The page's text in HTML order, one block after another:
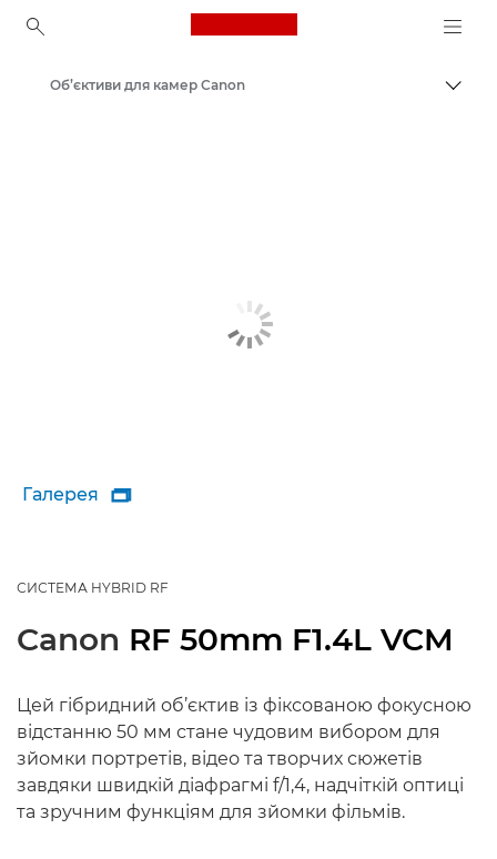
Canon Logo, back to
Об’єктиви для камер Canon
Галерея 
СИСТЕМА HYBRID RF
Canon RF 50mm F1.4L VCM
Цей гібридний об’єктив із фіксованою фокусною
відстанню 50 мм стане чудовим вибором для
зйомки портретів, відео та творчих сюжетів
завдяки швидкій діафрагмі f/1,4, надчіткій оптиці
та зручним функціям для зйомки фільмів.